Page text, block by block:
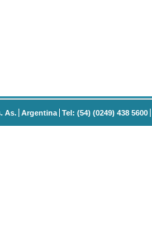
As. Argentina Tel: (54) (0249) 438 5600